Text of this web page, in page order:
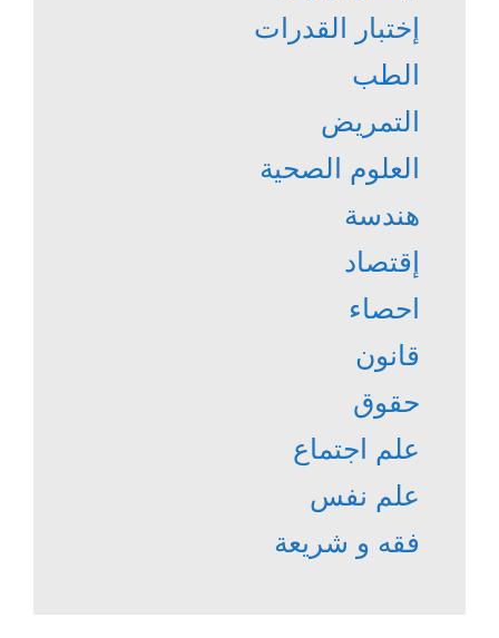
إختبار القدرات
الطب
التمريض
العلوم الصحية
هندسة
إقتصاد
احصاء
قانون
حقوق
علم اجتماع
علم نفس
فقه و شريعة